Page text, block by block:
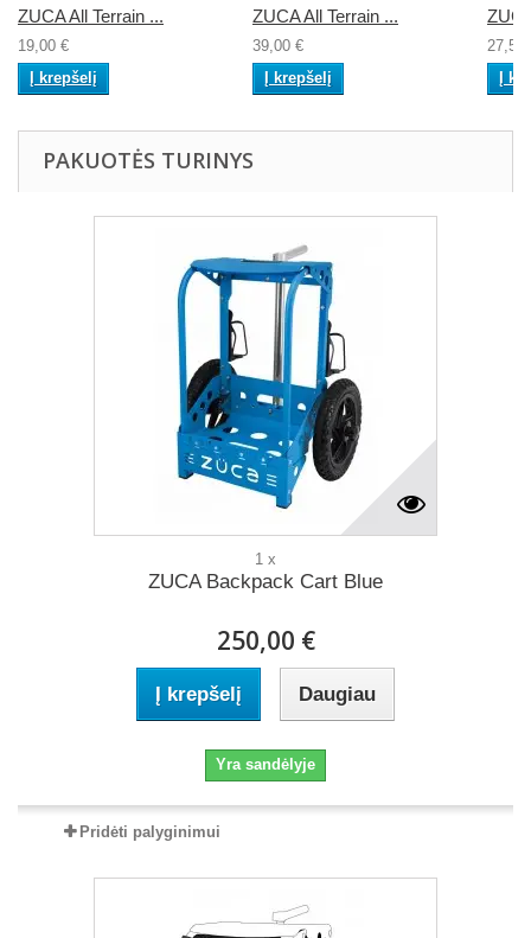
ZUCA All Terrain ...
19,00 €
Į krepšelį
ZUCA All Terrain ...
39,00 €
Į krepšelį
27,50
Į
PAKUOTĖS TURINYS
1 x
ZUCA Backpack Cart Blue
250,00 €
Į krepšelį Daugiau
Yra sandėlyje
Pridėti palyginimui